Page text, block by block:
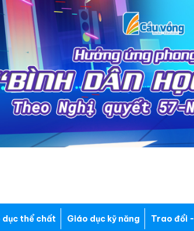
dục thể chất Giáo dục kỹ năng Trao đổi